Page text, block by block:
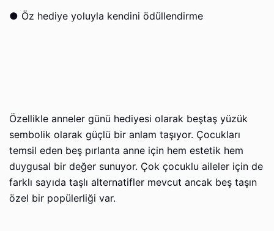
● Öz hediye yoluyla kendini ödüllendirme
Özellikle anneler günü hediyesi olarak beştaş yüzük
sembolik olarak güçlü bir anlam taşıyor. Çocukları
temsil eden beş pırlanta anne için hem estetik hem
duygusal bir değer sunuyor. Çok çocuklu aileler için de
farklı sayıda taşlı alternatifler mevcut ancak beş taşın
özel bir popülerliği var.